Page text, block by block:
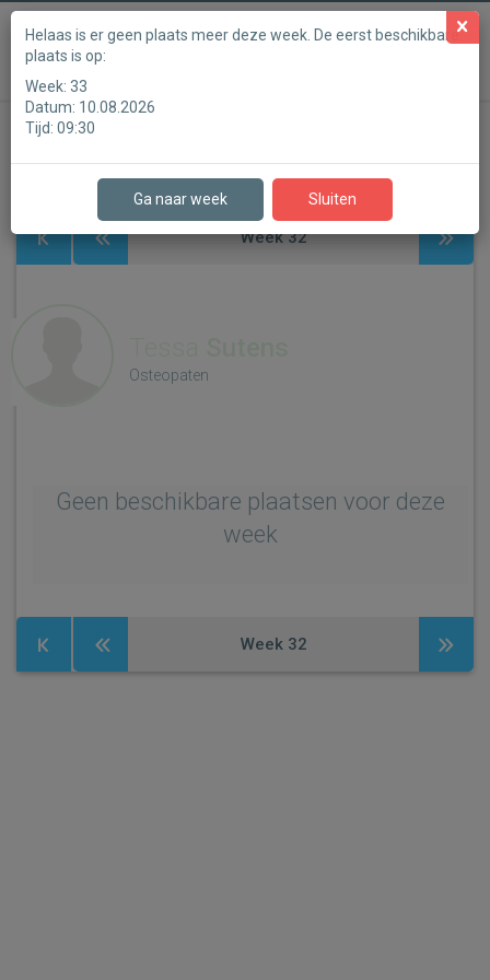
Powered by
Target Osteopathie
Stap 1
Week32
Osteopaten
Geen beschikbare plaatsen voor deze
week
Week 32
Helaas is er geen plaats meer deze week. De eerst beschikbare
plaats is op:
Week: 33
Datum: 10.08.2026
Tijd: 09:30
Ga naar week Sluiten